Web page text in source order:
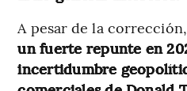
A pesar de la
un fuerte repunte en
incertidumbre